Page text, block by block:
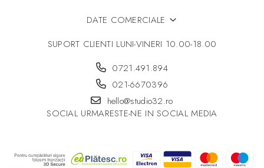
DATE COMERCIALE
SUPORT CLIENTI LUNI-VINERI 10.00-18.00
0721.491.894
021-6670396
hello@studio32.ro
SOCIAL URMARESTE-NE IN SOCIAL MEDIA